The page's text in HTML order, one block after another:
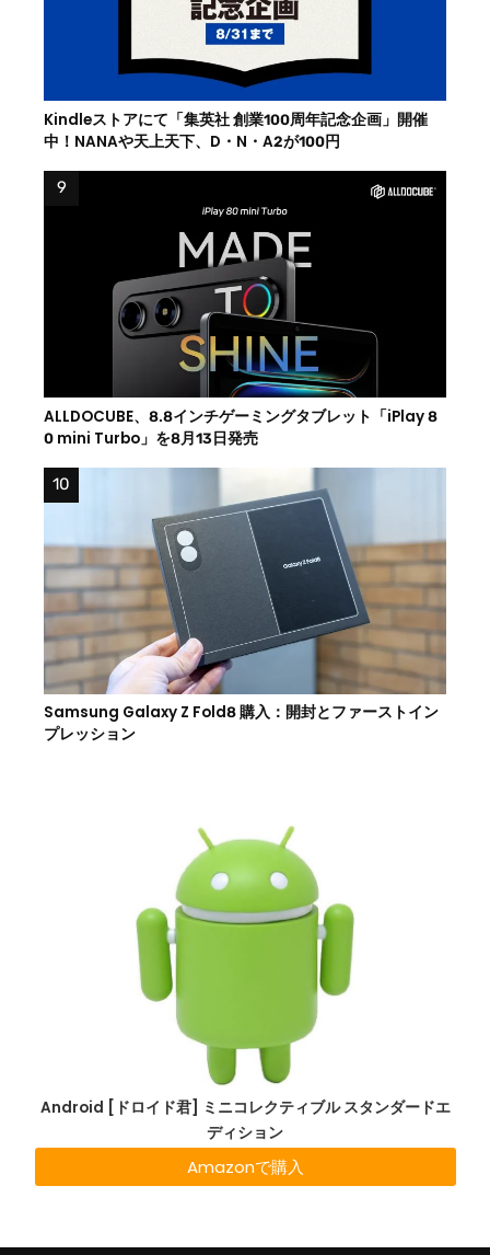
Kindleストアにて「集英社 創業100周年記念企画」開催
中！NANAや天上天下、D・N・A2が100円
ALLDOCUBE、8.8インチゲーミングタブレット「iPlay 8
0 mini Turbo」を8月13日発売
Samsung Galaxy Z Fold8 購入：開封とファーストイン
プレッション
Android [ドロイド君] ミニコレクティブル スタンダードエ
ディション
Amazonで購入